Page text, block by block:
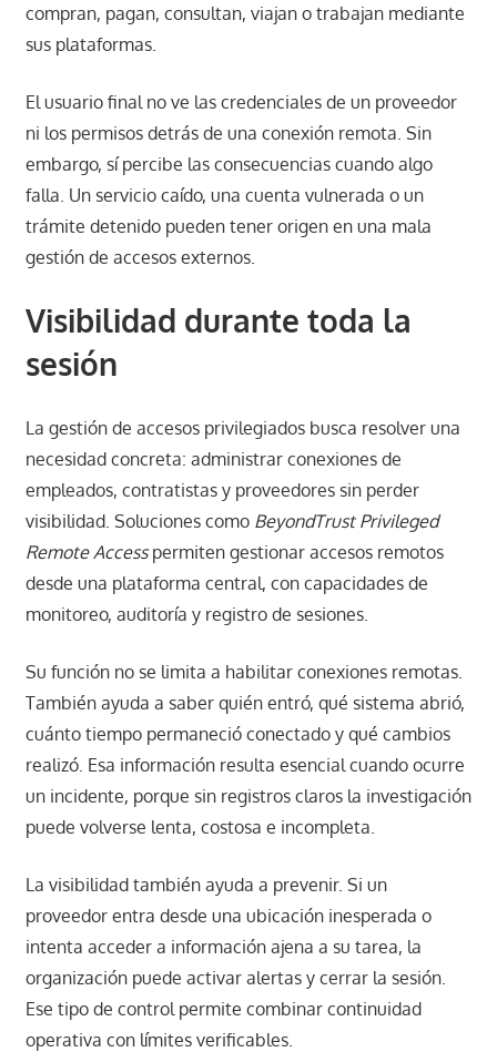
compran, pagan, consultan, viajan o trabajan mediante
sus plataformas.
El usuario final no ve las credenciales de un proveedor
ni los permisos detrás de una conexión remota. Sin
embargo, sí percibe las consecuencias cuando algo
falla. Un servicio caído, una cuenta vulnerada o un
trámite detenido pueden tener origen en una mala
gestión de accesos externos.
Visibilidad durante toda la
sesión
La gestión de accesos privilegiados busca resolver una
necesidad concreta: administrar conexiones de
empleados, contratistas y proveedores sin perder
visibilidad. Soluciones como BeyondTrust Privileged
Remote Accesspermiten gestionar accesos remotos
desde una plataforma central, con capacidades de
monitoreo, auditoría y registro de sesiones.
Su función no se limita a habilitar conexiones remotas.
También ayuda a saber quién entró, qué sistema abrió,
cuánto tiempo permaneció conectado y qué cambios
realizó. Esa información resulta esencial cuando ocurre
un incidente, porque sin registros claros la investigación
puede volverse lenta, costosa e incompleta.
La visibilidad también ayuda a prevenir. Si un
proveedor entra desde una ubicación inesperada o
intenta acceder a información ajena a su tarea, la
organización puede activar alertas y cerrar la sesión.
Ese tipo de control permite combinar continuidad
operativa con límites verificables.